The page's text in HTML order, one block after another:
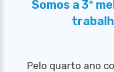
Somos a 3ª
Pelo quarto ano